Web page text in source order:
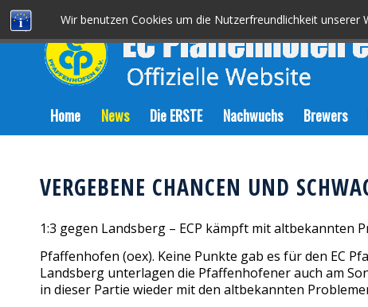
Wir benutzen Cookies um die Nutzerfreundlichkeit
Home News Die ERSTE Nachwuchs Brewers
VERGEBENE CHANCEN UND
1:3 gegen Landsberg – ECP kämpft mit altbekannten
Pfaffenhofen (oex). Keine Punkte gab es für den EC
Landsberg unterlagen die Pfaffenhofener auch am
in dieser Partie wieder mit den altbekannten